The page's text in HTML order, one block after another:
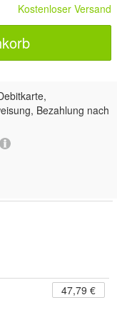
Kostenloser Versand
Bezahlung nach
47,79 €